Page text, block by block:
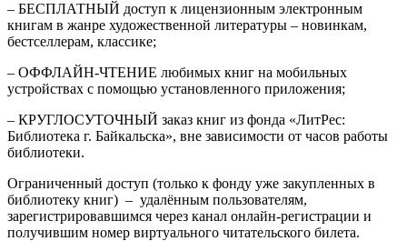
– БЕСПЛАТНЫЙ доступ к лицензионным электронным
книгам в жанре художественной литературы – новинкам,
бестселлерам, классике;
– ОФФЛАЙН-ЧТЕНИЕ любимых книг на мобильных
устройствах с помощью установленного приложения;
– КРУГЛОСУТОЧНЫЙ заказ книг из фонда «ЛитРес:
Библиотека г. Байкальска», вне зависимости от часов работы
библиотеки.
Ограниченный доступ (только к фонду уже закупленных в
библиотеку книг) – удалённым пользователям,
зарегистрировавшимся через канал онлайн-регистрации и
получившим номер виртуального читательского билета.